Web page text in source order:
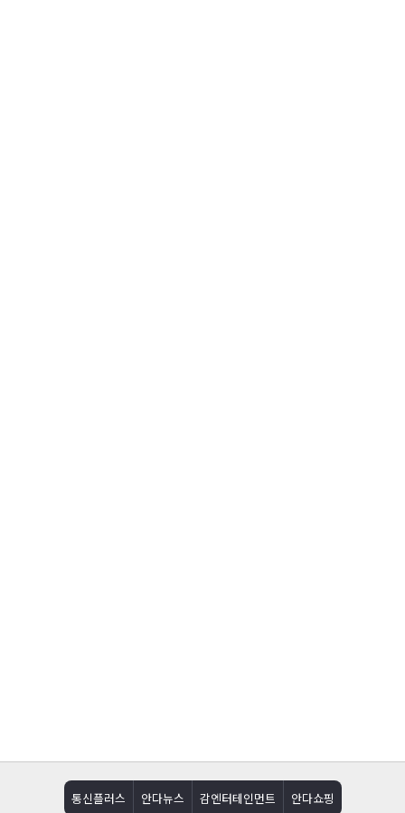
통신플러스 안다뉴스 감엔터테인먼트 안다쇼핑